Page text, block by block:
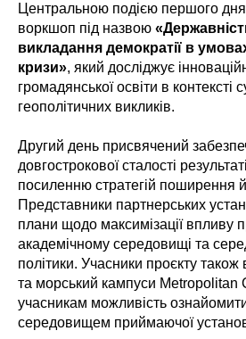
Центральною подією першого дня
воркшоп під назвою
викладання демократії в
кризи», який досліджує
громадянської освіти в контексті
геополітичних викликів.
Другий день присвячений
довгострокової сталості
посиленню стратегій поширення
Представники партнерських
плани щодо максимізації впливу
академічному середовищі та
політики. Учасники проєкту також
та морський кампуси
учасникам можливість
середовищем приймаючої